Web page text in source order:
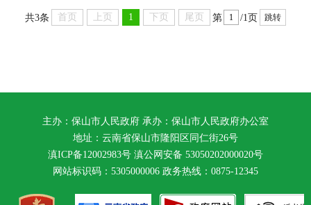
共3条 首页 上页 1 下页 尾页 第 /1页 跳转
主办：保山市人民政府 承办：保山市人民政府办公室
地址：云南省保山市隆阳区同仁街26号
滇ICP备12002983号 滇公网安备 53050202000020号
网站标识码：5305000006 政务热线：0875-12345